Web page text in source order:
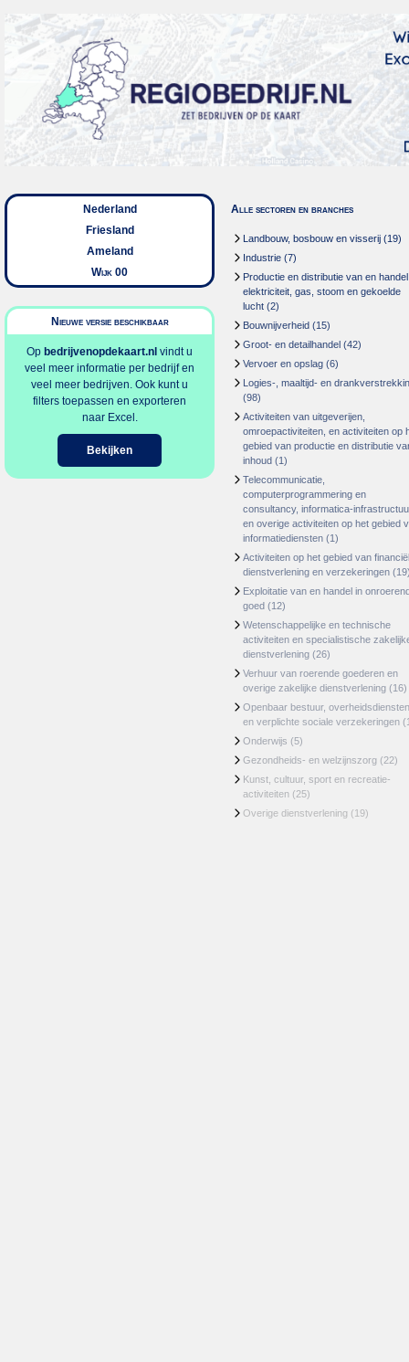
Nederland
Friesland
Ameland
Wijk 00
Nieuwe versie beschikbaar
Op bedrijvenopdekaart.nl vindt u
veel meer informatie per bedrijf en
veel meer bedrijven. Ook kunt u
filters toepassen en exporteren
naar Excel.
Bekijken
Alle sectoren en branches
Landbouw, bosbouw en visserij (19)
Industrie (7)
Productie en distributie van en
elektriciteit, gas, stoom en gekoelde
lucht (2)
Bouwnijverheid (15)
Groot- en detailhandel (42)
Vervoer en opslag (6)
Logies-, maaltijd- en
(98)
Activiteiten van uitgeverijen,
omroepactiviteiten, en activiteiten op
gebied van productie en distributie
inhoud (1)
Telecommunicatie,
computerprogrammering en
consultancy, informatica-
en overige activiteiten op het gebied
informatiediensten (1)
Activiteiten op het gebied van
dienstverlening en verzekeringen
Exploitatie van en handel in
goed (12)
Wetenschappelijke en technische
activiteiten en specialistische
dienstverlening (26)
Verhuur van roerende goederen en
overige zakelijke dienstverlening (16)
Openbaar bestuur, overheidsdiensten
en verplichte sociale verzekeringen
Onderwijs (5)
Gezondheids- en welzijnszorg (22)
Kunst, cultuur, sport en recreatie-
activiteiten (25)
Overige dienstverlening (19)